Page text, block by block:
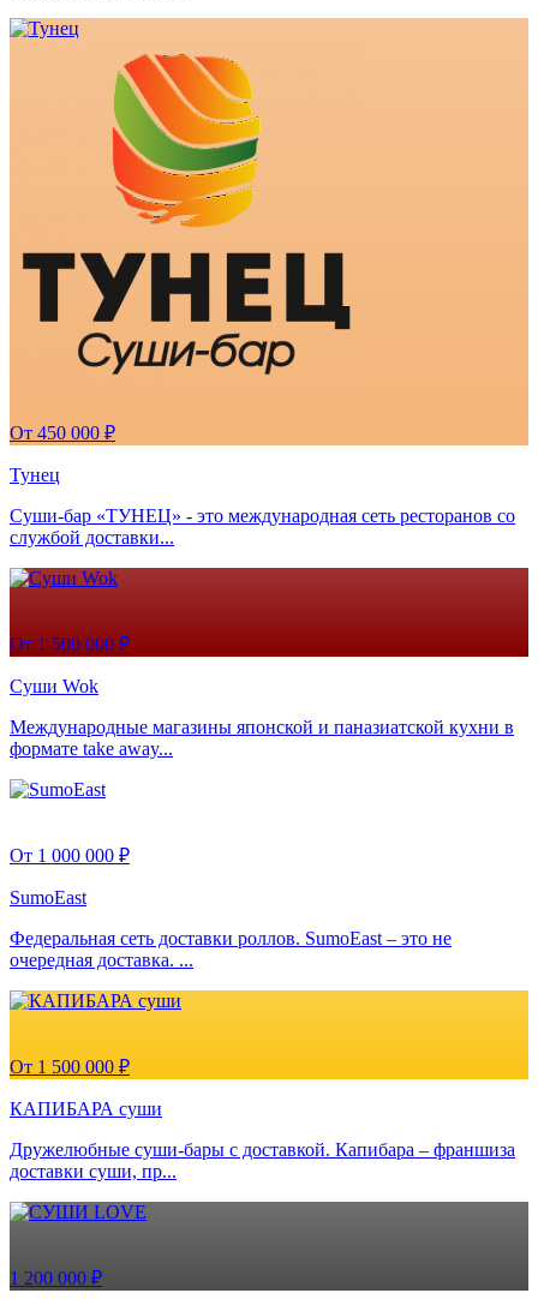
От 450 000 ₽
Тунец
Суши-бар «ТУНЕЦ» - это международная сеть ресторанов со
службой доставки...
От 1 500 000 ₽
Суши Wok
Международные магазины японской и паназиатской кухни в
формате take away...
От 1 000 000 ₽
SumoEast
Федеральная сеть доставки роллов. SumoEast – это не
очередная доставка. ...
От 1 500 000 ₽
КАПИБАРА суши
Дружелюбные суши-бары с доставкой. Капибара – франшиза
доставки суши, пр...
1 200 000 ₽